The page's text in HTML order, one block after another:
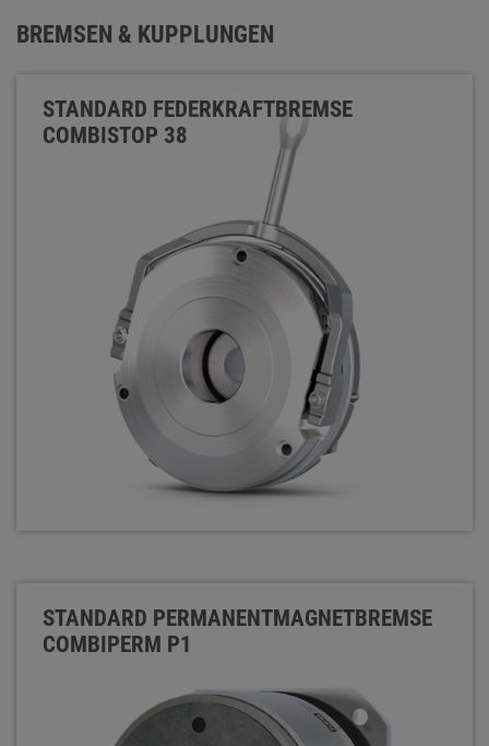
BREMSEN & KUPPLUNGEN
STANDARD FEDERKRAFTBREMSE
COMBISTOP 38
STANDARD PERMANENTMAGNETBREMSE
COMBIPERM P1